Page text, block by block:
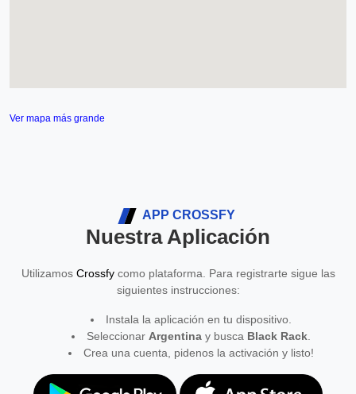
Ver mapa más grande
APP CROSSFY
Nuestra Aplicación
Utilizamos Crossfycomo plataforma. Para registrarte sigue las
siguientes instrucciones:
Instala la aplicación en tu dispositivo.
Seleccionar Argentinay busca Black Rack.
Crea una cuenta, pidenos la activación y listo!